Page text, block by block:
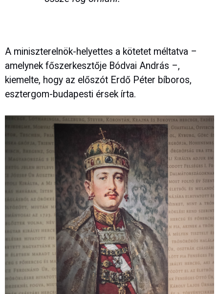
A miniszterelnök-helyettes a kötetet méltatva –
amelynek főszerkesztője Bódvai András –,
kiemelte, hogy az előszót Erdő Péter bíboros,
esztergom-budapesti érsek írta.